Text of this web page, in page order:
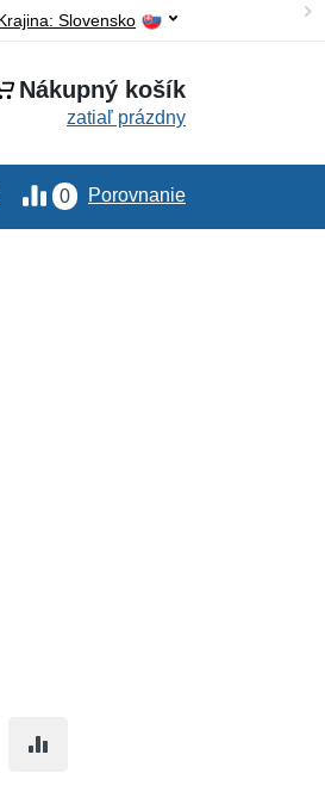
Slovensko
Nákupný košík
zatiaľ prázdny
0 Porovnanie